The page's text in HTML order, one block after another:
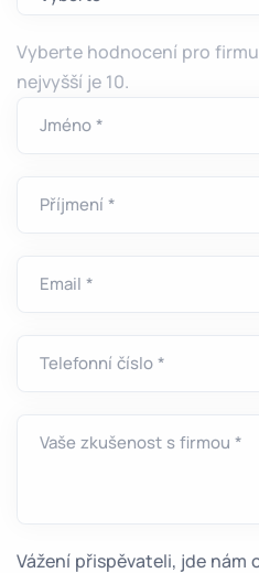
Vyberte hodnocení pro
nejvyšší je 10.
Jméno *
Příjmení *
Email *
Telefonní číslo *
Vaše zkušenost s firmou *
Vážení přispěvateli, jde nám